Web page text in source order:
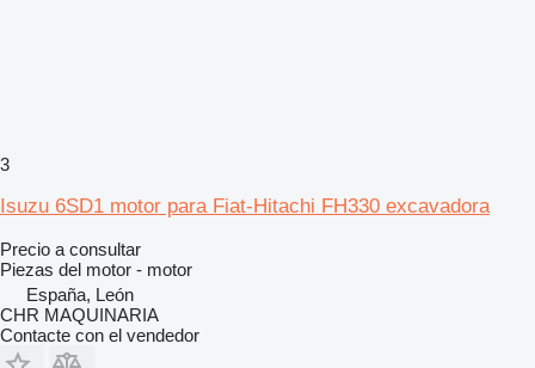
3
Isuzu 6SD1 motor para Fiat-Hitachi FH330 excavadora
Precio a consultar
Piezas del motor - motor
España, León
CHR MAQUINARIA
Contacte con el vendedor